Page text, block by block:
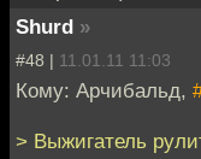
Shurd »
#48 | 11.01.11 11:03
Кому: Арчибальд,
> Выжигатель